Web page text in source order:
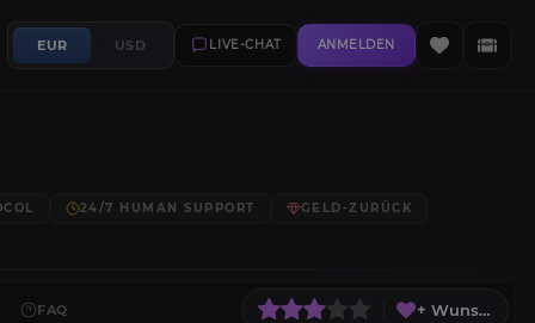
EUR USD LIVE-CHAT ANMELDEN
24/7 HUMAN SUPPORT
GELD-ZURÜCK
FAQ + Wunschliste